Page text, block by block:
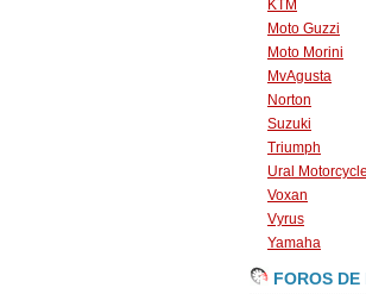
KTM
Moto Guzzi
Moto Morini
MvAgusta
Norton
Suzuki
Triumph
Ural
Voxan
Vyrus
Yamaha
FOROS DE